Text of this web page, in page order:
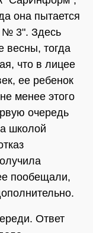
она пытается
№ 3". Здесь
весны, тогда
что в лицее
ее ребенок
менее этого
очередь
школой
пообещали,
Ответ